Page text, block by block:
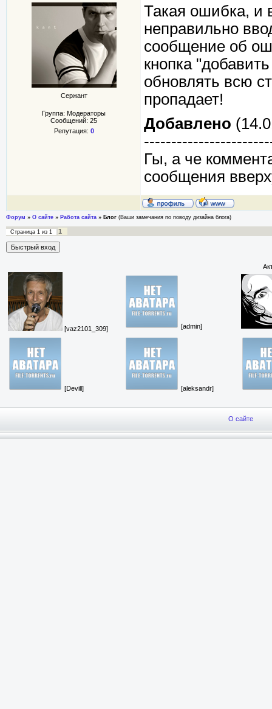
Сержант
Группа: Модераторы
Сообщений: 25
Репутация: 0
Такая ошибка, и
неправильно
сообщение об
кнопка
обновлять всю
пропадает!
Добавлено
Гы, а че
сообщения
Форум » О сайте » Работа сайта » Блог (Ваши замечания по поводу дизайна блога)
Страница 1 из 1 1
[vaz2101_309] [admin]
[Devill] [aleksandr]
О сайте